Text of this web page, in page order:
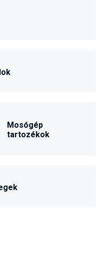
Mosógép
tartozékok